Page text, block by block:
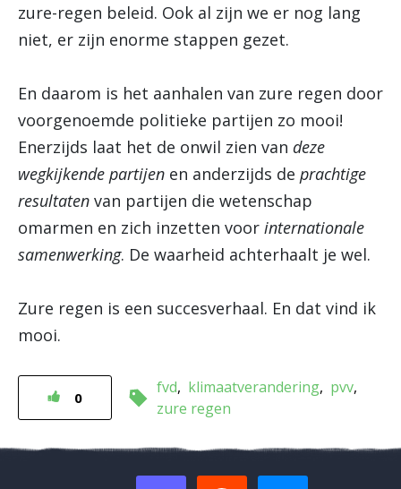
zure-regen beleid. Ook al zijn we er nog lang
niet, er zijn enorme stappen gezet.
En daarom is het aanhalen van zure regen door
voorgenoemde politieke partijen zo mooi!
Enerzijds laat het de onwil zien van deze
wegkijkende partijen en anderzijds de prachtige
resultaten van partijen die wetenschap
omarmen en zich inzetten voor internationale
samenwerking. De waarheid achterhaalt je wel.
Zure regen is een succesverhaal. En dat vind ik
mooi.
0
fvd klimaatverandering pvv
zure regen